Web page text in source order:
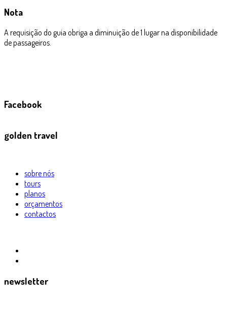
Nota
A requisição do guia obriga a diminuição de 1 lugar na disponibilidade
de passageiros.
Facebook
golden travel
sobre nós
tours
planos
orçamentos
contactos
newsletter